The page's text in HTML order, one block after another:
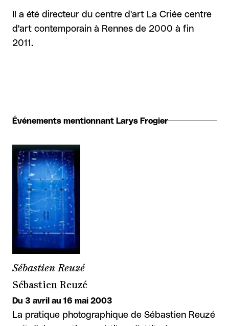
Il a été directeur du centre d'art La Criée centre
d'art contemporain à Rennes de 2000 à fin
2011.
Événements mentionnant Larys Frogier
Sébastien Reuzé
Sébastien Reuzé
Du 3 avril au 16 mai 2003
La pratique photographique de Sébastien Reuzé